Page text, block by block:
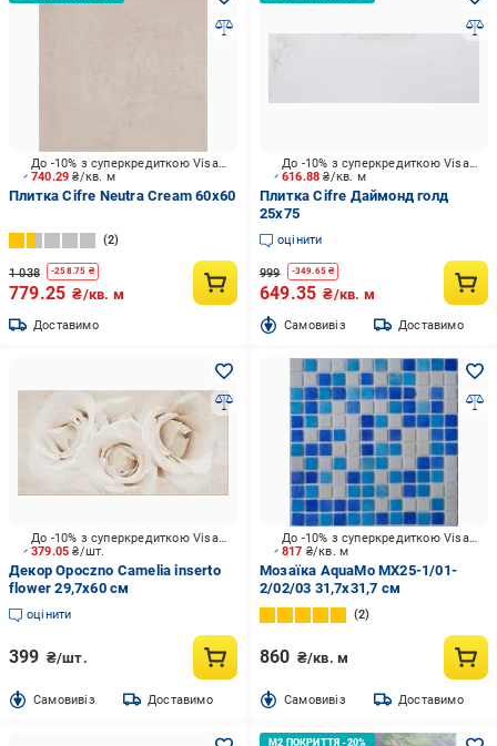
740.29₴/кв. м
До -10% з суперкредиткою Visa Вигода
Плитка Cifre Neutra Cream 60x60
2
1 038 -258.75 ₴
779.25 ₴/кв. м
Доставимо
616.88₴/кв. м
До -10% з суперкредиткою Visa Вигода
Плитка Cifre Даймонд голд
25x75
оцінити
999 -349.65₴
649.35 ₴/кв. м
Cамовивіз Доставимо
379.05₴/шт.
До -10% з суперкредиткою Visa Вигода
Декор Opoczno Camelia inserto
flower 29,7x60 см
оцінити
399 ₴/шт.
Cамовивіз Доставимо
817 ₴/кв. м
До -10% з суперкредиткою Visa Вигода
Мозаїка AquaMo MX25-1/01-
2/02/03 31,7x31,7 см
2
860 ₴/кв. м
Cамовивіз Доставимо